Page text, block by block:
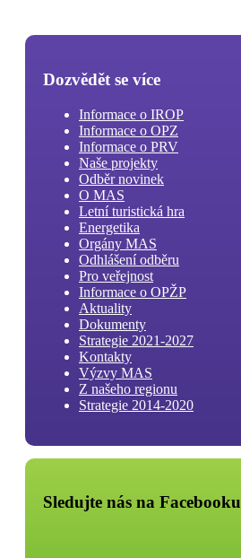
Dozvědět se více
Informace o IROP
Informace o OPZ
Informace o PRV
Naše projekty
Odběr novinek
O MAS
Letní turistická hra
Energetika
Orgány MAS
Odhlášení odběru
Pro veřejnost
Informace o OPŽP
Aktuality
Dokumenty
Strategie 2021-2027
Kontakty
Výzvy MAS
Z našeho regionu
Strategie 2014-2020
Sledujte nás na Facebooku